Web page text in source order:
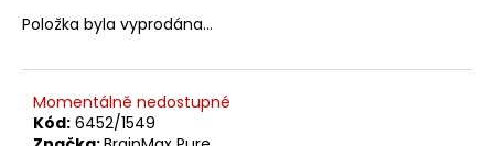
Položka byla vyprodána…
Momentálně nedostupné
Kód: 6452/1549
BRAINMAX
MAGTEIN®,
HOŘČÍK
L-